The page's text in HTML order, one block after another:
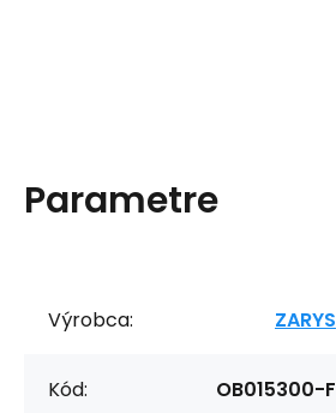
Parametre
Výrobca: ZARYS
Kód: OB015300-F